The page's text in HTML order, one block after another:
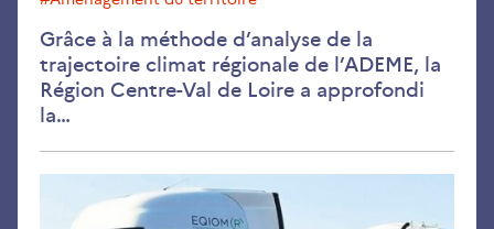
Grâce à la méthode d’analyse de la
trajectoire climat régionale de l’ADEME, la
Région Centre-Val de Loire a approfondi
la…